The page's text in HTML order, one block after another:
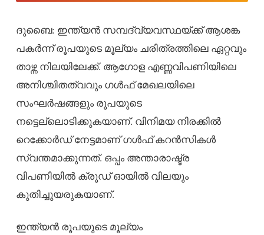
ദുബൈ: ഇന്ത്യൻ സമ്പദ്‌വ്യവസ്ഥയ്ക്ക് ആശങ്ക
പകർന്ന് രൂപയുടെ മൂല്യം ചരിത്രത്തിലെ ഏറ്റവും
താഴ്ന്ന നിലയിലേക്ക്. ആഗോള എണ്ണവിപണിയിലെ
അനിശ്ചിതത്വവും ഗൾഫ് മേഖലയിലെ
സംഘർഷങ്ങളും രൂപയുടെ
നട്ടെല്ലൊടിക്കുകയാണ്. വിനിമയ നിരക്കിൽ
റെക്കോർഡ് നേട്ടമാണ് ഗൾഫ് കറൻസികൾ
സ്വന്തമാക്കുന്നത്. ഒപ്പം അന്താരാഷ്ട്ര
വിപണിയിൽ ക്രൂഡ് ഓയിൽ വിലയും
കുതിച്ചുയരുകയാണ്.
ഇന്ത്യൻ രൂപയുടെ മൂല്യം